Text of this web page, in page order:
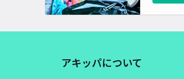
アキッパについて